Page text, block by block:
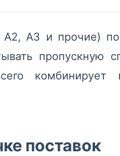
A2, A3 и прочие)
пропускную
комбинирует
поставок